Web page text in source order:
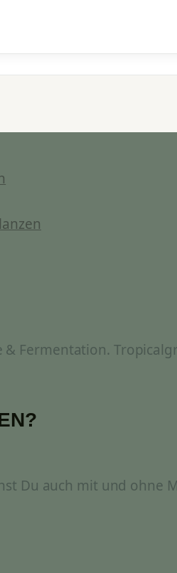
Fermentation.
Du auch mit und ohne